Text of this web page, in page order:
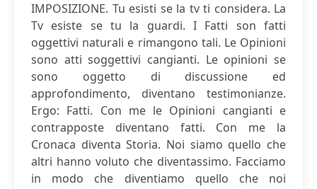
IMPOSIZIONE. Tu esisti se la tv ti considera. La
Tv esiste se tu la guardi. I Fatti son fatti
oggettivi naturali e rimangono tali. Le Opinioni
sono atti soggettivi cangianti. Le opinioni se
sono oggetto di discussione ed
approfondimento, diventano testimonianze.
Ergo: Fatti. Con me le Opinioni cangianti e
contrapposte diventano fatti. Con me la
Cronaca diventa Storia. Noi siamo quello che
altri hanno voluto che diventassimo. Facciamo
in modo che diventiamo quello che noi